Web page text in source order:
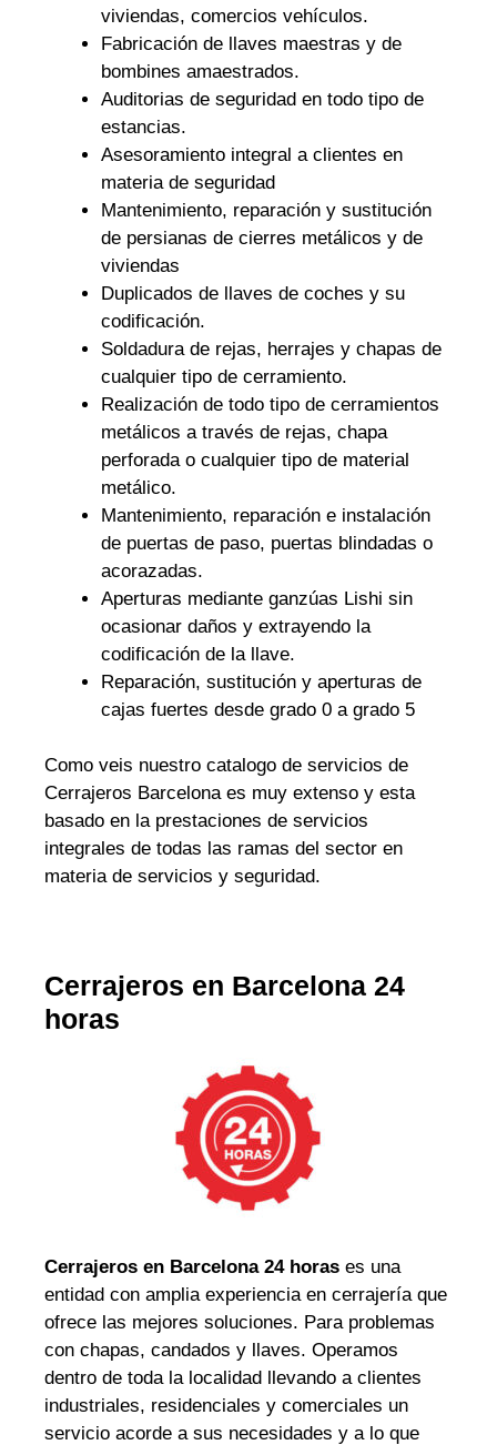
viviendas, comercios vehículos.
Fabricación de llaves maestras y de
bombines amaestrados.
Auditorias de seguridad en todo tipo de
estancias.
Asesoramiento integral a clientes en
materia de seguridad
Mantenimiento, reparación y sustitución
de persianas de cierres metálicos y de
viviendas
Duplicados de llaves de coches y su
codificación.
Soldadura de rejas, herrajes y chapas de
cualquier tipo de cerramiento.
Realización de todo tipo de cerramientos
metálicos a través de rejas, chapa
perforada o cualquier tipo de material
metálico.
Mantenimiento, reparación e instalación
de puertas de paso, puertas blindadas o
acorazadas.
Aperturas mediante ganzúas Lishi sin
ocasionar daños y extrayendo la
codificación de la llave.
Reparación, sustitución y aperturas de
cajas fuertes desde grado 0 a grado 5
Como veis nuestro catalogo de servicios de
Cerrajeros Barcelona es muy extenso y esta
basado en la prestaciones de servicios
integrales de todas las ramas del sector en
materia de servicios y seguridad.
Cerrajeros en Barcelona 24
horas
Cerrajeros en Barcelona 24 horas es una
entidad con amplia experiencia en cerrajería que
ofrece las mejores soluciones. Para problemas
con chapas, candados y llaves. Operamos
dentro de toda la localidad llevando a clientes
industriales, residenciales y comerciales un
servicio acorde a sus necesidades y a lo que